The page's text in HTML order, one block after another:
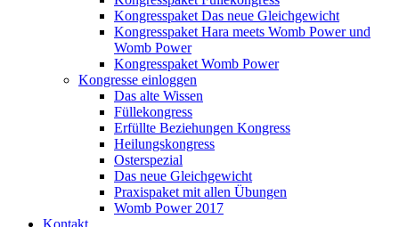
Kongresspaket Das neue Gleichgewicht
Kongresspaket Hara meets Womb Power und
Womb Power
Kongresspaket Womb Power
Kongresse einloggen
Das alte Wissen
Füllekongress
Erfüllte Beziehungen Kongress
Heilungskongress
Osterspezial
Das neue Gleichgewicht
Praxispaket mit allen Übungen
Womb Power 2017
Kontakt